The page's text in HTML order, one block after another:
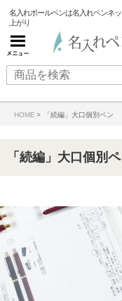
名入れボールペンは名入れペンネ
上がり
HOME > 「続編」大口個別ペン
「続編」大口個別